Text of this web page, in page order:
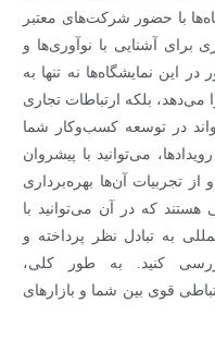
با حضور شرکت‌های معتبر
آشنایی با نوآوری‌ها و
این نمایشگاه‌ها نه تنها به
بلکه ارتباطات تجاری
در توسعه کسب‌وکار شما
می‌توانید با پیشروان
تجربیات آن‌ها بهره‌برداری
هستند که در آن می‌توانید با
به تبادل نظر پرداخته و
کنید. به طور کلی،
قوی بین شما و بازارهای